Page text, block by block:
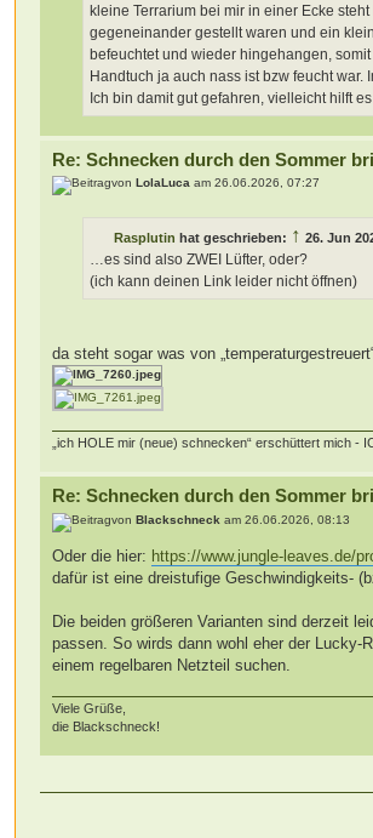
kleine Terrarium bei mir in einer Ecke
gegeneinander gestellt waren und ein
befeuchtet und wieder hingehangen,
Handtuch ja auch nass ist bzw feucht
Ich bin damit gut gefahren, vielleicht hilft
Re: Schnecken durch den Sommer
von LolaLuca am 26.06.2026, 07:27
Rasplutin hat geschrieben: ↑ 26. Jun
…es sind also ZWEI Lüfter, oder?
(ich kann deinen Link leider nicht öffnen)
da steht sogar was von
„ich HOLE mir (neue) schnecken“ erschüttert mich -
Re: Schnecken durch den Sommer
vonBlackschneck am 26.06.2026, 08:13
Oder die hier: https://www.jungle-leaves.de/
dafür ist eine dreistufige Geschwindigkeits-
Die beiden größeren Varianten sind derzeit
passen. So wirds dann wohl eher der Lucky-
einem regelbaren Netzteil suchen.
Viele Grüße,
die Blackschneck!